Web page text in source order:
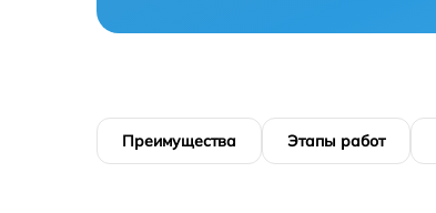
Преимущества Этапы работ